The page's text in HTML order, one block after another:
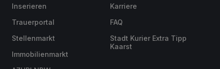
Inserieren
Trauerportal
Stellenmarkt
Immobilienmarkt
Karriere
FAQ
Stadt Kurier Extra Tipp
Kaarst